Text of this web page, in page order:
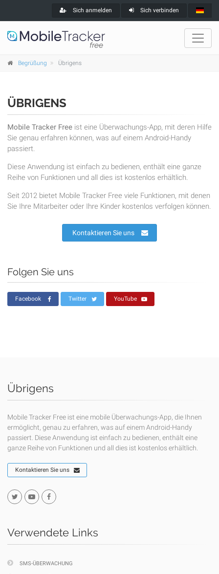
Sich anmelden Sich verbinden
Begrüßung Übrigens
ÜBRIGENS
Mobile Tracker Free ist eine Überwachungs-App, mit deren Hilfe
Sie genau erfahren können, was auf einem Android-Handy
passiert.
Diese Anwendung ist einfach zu bedienen, enthält eine ganze
Reihe von Funktionen und all dies ist kostenlos erhältlich.
Seit 2012 bietet Mobile Tracker Free viele Funktionen, mit denen
Sie Ihre Mitarbeiter oder Ihre Kinder kostenlos verfolgen können.
Kontaktieren Sie uns
Folgen Sie uns
Facebook Twitter YouTube
Übrigens
Mobile Tracker Free ist eine mobile Überwachungs-App, die Ihnen
ermöglicht, genau zu erfahren, was auf einem Android-Handy
passiert. Diese Anwendung ist einfach zu bedienen, enthält eine
ganze Reihe von Funktionen und all dies ist kostenlos erhältlich.
Kontaktieren Sie uns
Verwendete Links
SMS-ÜBERWACHUNG